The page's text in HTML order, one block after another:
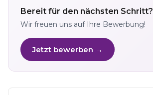
Bereit für den nächsten Schritt?
Wir freuen uns auf Ihre Bewerbung!
Jetzt bewerben →